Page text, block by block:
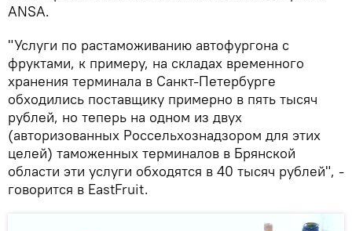
ANSA.
"Услуги по растаможиванию автофургона с
фруктами, к примеру, на складах временного
хранения терминала в Санкт-Петербурге
обходились поставщику примерно в пять тысяч
рублей, но теперь на одном из двух
(авторизованных Россельхознадзором для этих
целей) таможенных терминалов в Брянской
области эти услуги обходятся в 40 тысяч рублей", -
говорится в EastFruit.